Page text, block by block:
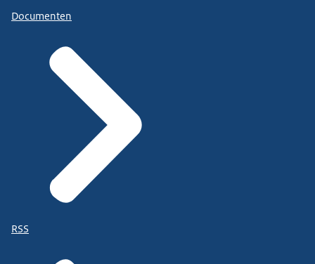
Documenten
RSS